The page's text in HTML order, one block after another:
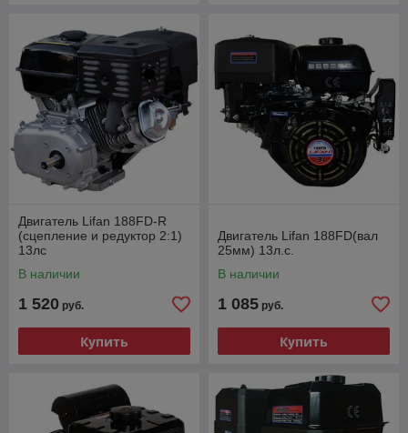
Двигатель Lifan 188FD-R
(сцепление и редуктор 2:1)
13лс
В наличии
1 520 руб.
Купить
Двигатель Lifan 188FD(вал
25мм) 13л.с.
В наличии
1 085 руб.
Купить